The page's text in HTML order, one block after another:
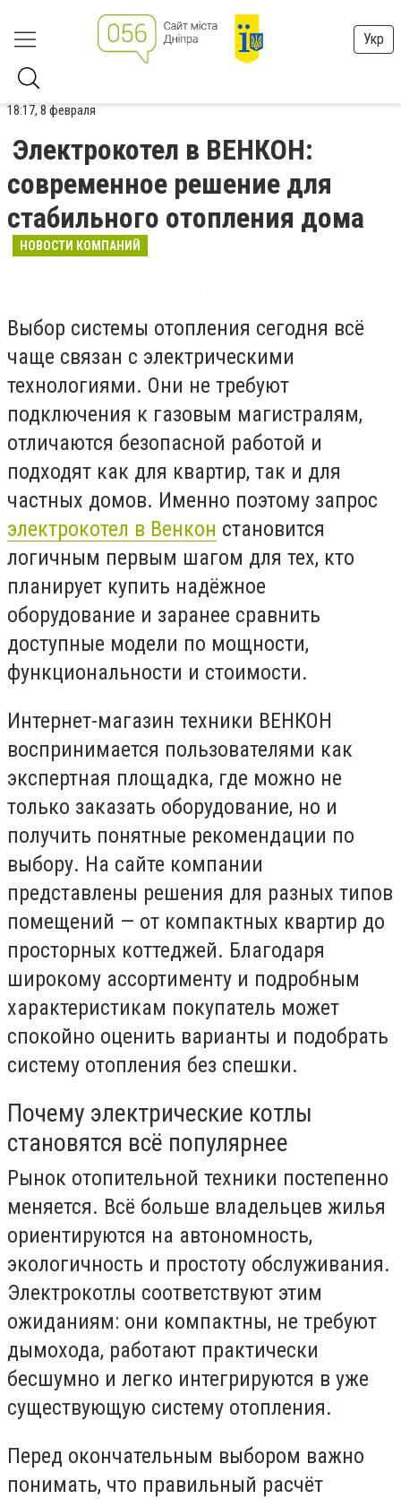
Укр
18:17, 8 февраля
Электрокотел в ВЕНКОН:
современное решение для
стабильного отопления дома
НОВОСТИ КОМПАНИЙ
Выбор системы отопления сегодня всё
чаще связан с электрическими
технологиями. Они не требуют
подключения к газовым магистралям,
отличаются безопасной работой и
подходят как для квартир, так и для
частных домов. Именно поэтому запрос
электрокотел в Венкон становится
логичным первым шагом для тех, кто
планирует купить надёжное
оборудование и заранее сравнить
доступные модели по мощности,
функциональности и стоимости.
Интернет-магазин техники ВЕНКОН
воспринимается пользователями как
экспертная площадка, где можно не
только заказать оборудование, но и
получить понятные рекомендации по
выбору. На сайте компании
представлены решения для разных типов
помещений — от компактных квартир до
просторных коттеджей. Благодаря
широкому ассортименту и подробным
характеристикам покупатель может
спокойно оценить варианты и подобрать
систему отопления без спешки.
Почему электрические котлы
становятся всё популярнее
Рынок отопительной техники постепенно
меняется. Всё больше владельцев жилья
ориентируются на автономность,
экологичность и простоту обслуживания.
Электрокотлы соответствуют этим
ожиданиям: они компактны, не требуют
дымохода, работают практически
бесшумно и легко интегрируются в уже
существующую систему отопления.
Перед окончательным выбором важно
понимать, что правильный расчёт